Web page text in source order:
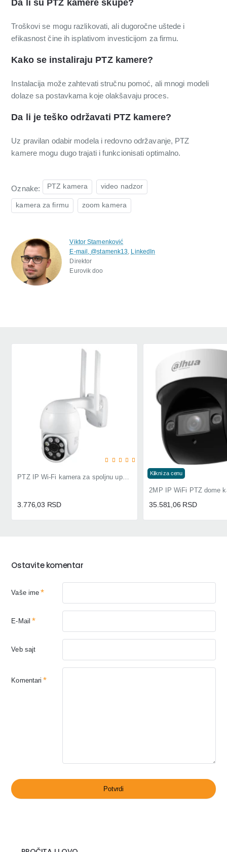
Da li su PTZ kamere skupe?
Troškovi se mogu razlikovati, ali dugoročne uštede i
efikasnost čine ih isplativom investicijom za firmu.
Kako se instaliraju PTZ kamere?
Instalacija može zahtevati stručnu pomoć, ali mnogi modeli
dolaze sa postavkama koje olakšavaju proces.
Da li je teško održavati PTZ kamere?
Uz pravilan odabir modela i redovno održavanje, PTZ
kamere mogu dugo trajati i funkcionisati optimalno.
Oznake: PTZ kamera video nadzor
kamera za firmu zoom kamera
Viktor Stamenković
E-mail, @stamenk13 LinkedIn
Direktor
Eurovik doo
PTZ IP Wi-Fi kamera za spoljnu upotrebu
3.776,03 RSD
Klikni za cenu
35.581,06 RSD
Ostavite komentar
Vaše ime
E-Mail
Veb sajt
Komentari
Potvrdi